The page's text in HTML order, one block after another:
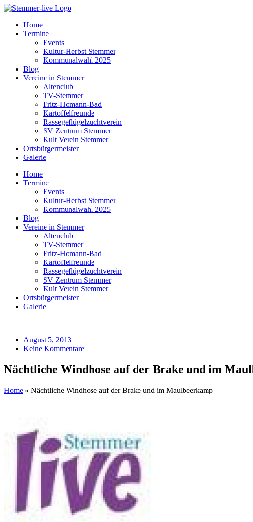
Home
Termine
Events
Kultur-Herbst Stemmer
Kommunalwahl 2025
Blog
Vereine in Stemmer
Altenclub
TV-Stemmer
Fritz-Homann-Bad
Kartoffelfreunde
Rassegeflügelzuchtverein
SV Zentrum Stemmer
Kult Verein Stemmer
Ortsbürgermeister
Galerie
Home
Termine
Events
Kultur-Herbst Stemmer
Kommunalwahl 2025
Blog
Vereine in Stemmer
Altenclub
TV-Stemmer
Fritz-Homann-Bad
Kartoffelfreunde
Rassegeflügelzuchtverein
SV Zentrum Stemmer
Kult Verein Stemmer
Ortsbürgermeister
Galerie
August 5, 2013
Keine Kommentare
Nächtliche Windhose auf der Brake und im
Home » Nächtliche Windhose auf der Brake und im Maulbeerkamp